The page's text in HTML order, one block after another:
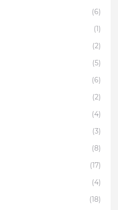
(6)
(1)
(2)
(5)
(6)
(2)
(4)
(3)
(8)
(17)
(4)
(18)